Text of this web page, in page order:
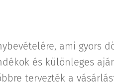
ami gyors
és különleges
tervezték a